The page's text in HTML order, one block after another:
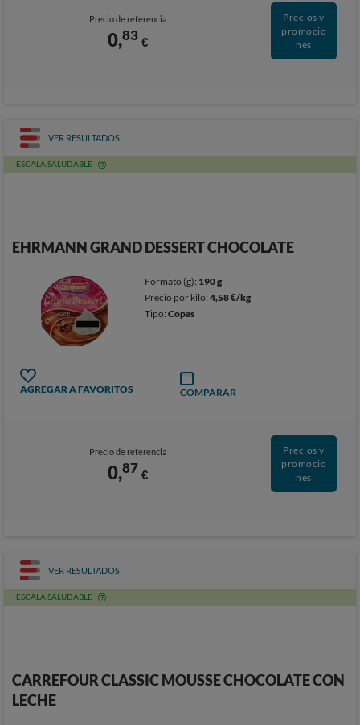
Precio de referencia
0,83 €
Precios y
promocio
nes
VER RESULTADOS
ESCALA SALUDABLE
EHRMANN GRAND DESSERT CHOCOLATE
Formato (g): 190 g
Precio por kilo:4,58 €/kg
Tipo:Copas
AGREGAR A FAVORITOS COMPARAR
Precio de referencia
0,87 €
Precios y
promocio
nes
VER RESULTADOS
ESCALA SALUDABLE
CARREFOUR CLASSIC MOUSSE CHOCOLATE CON
LECHE